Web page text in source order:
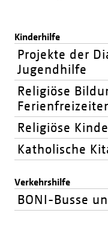
Kinderhilfe
Projekte der
Jugendhilfe
Religiöse
Religiöse
Katholische
Verkehrshilfe
BONI-Busse